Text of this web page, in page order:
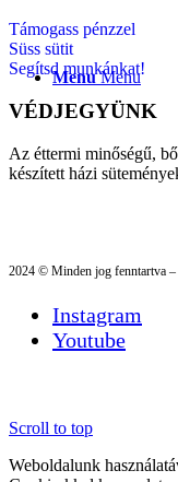
Menu Menu
Támogass pénzzel
Süss sütit
Segítsd munkánkat!
VÉDJEGYÜNK
Az éttermi minőségű,
készített házi
2024 © Minden jog fenntartva
Instagram
Youtube
Scroll to top
Weboldalunk